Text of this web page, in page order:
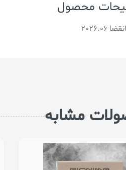
محصول
2026.06
مشابه